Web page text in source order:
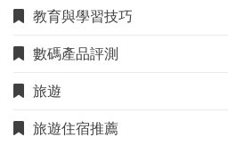
教育與學習技巧
數碼產品評測
旅遊
旅遊住宿推薦